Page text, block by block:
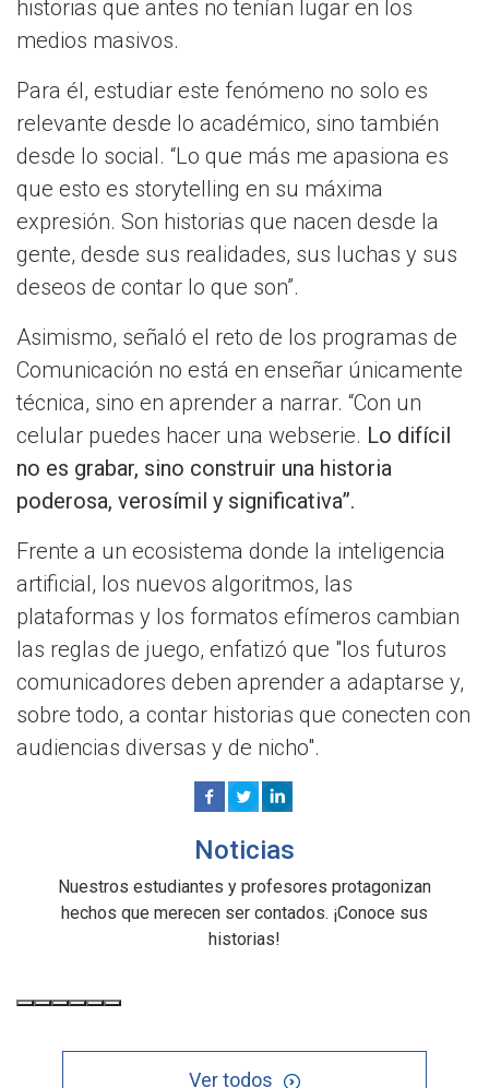
historias que antes no tenían lugar en los
medios masivos.
Para él, estudiar este fenómeno no solo es
relevante desde lo académico, sino también
desde lo social. “Lo que más me apasiona es
que esto es storytelling en su máxima
expresión. Son historias que nacen desde la
gente, desde sus realidades, sus luchas y sus
deseos de contar lo que son”.
Asimismo, señaló el reto de los programas de
Comunicación no está en enseñar únicamente
técnica, sino en aprender a narrar. “Con un
celular puedes hacer una webserie. Lo difícil
no es grabar, sino construir una historia
poderosa, verosímil y significativa”.
Frente a un ecosistema donde la inteligencia
artificial, los nuevos algoritmos, las
plataformas y los formatos efímeros cambian
las reglas de juego, enfatizó que "los futuros
comunicadores deben aprender a adaptarse y,
sobre todo, a contar historias que conecten con
audiencias diversas y de nicho".
Noticias
Nuestros estudiantes y profesores protagonizan
hechos que merecen ser contados. ¡Conoce sus
historias!
Ver todos